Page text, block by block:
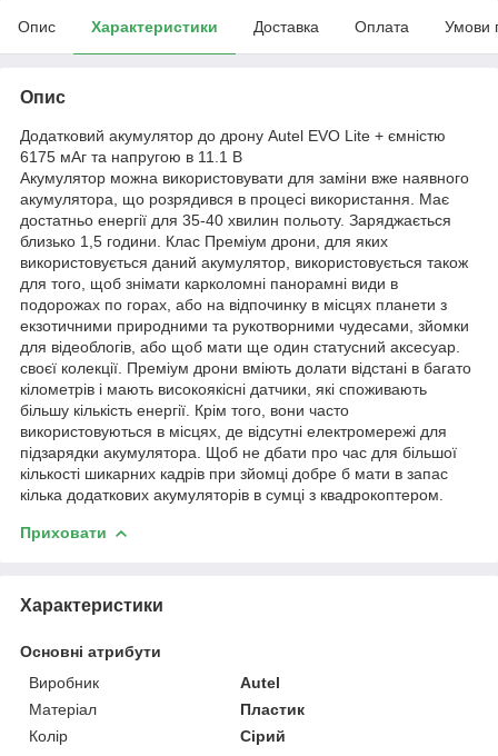
Опис Характеристики Доставка Оплата Умови
Опис
Додатковий акумулятор до дрону Autel EVO Lite + ємністю
6175 мАг та напругою в 11.1 В
Акумулятор можна використовувати для заміни вже наявного
акумулятора, що розрядився в процесі використання. Має
достатньо енергії для 35-40 хвилин польоту. Заряджається
близько 1,5 години. Клас Преміум дрони, для яких
використовується даний акумулятор, використовується також
для того, щоб знімати карколомні панорамні види в
подорожах по горах, або на відпочинку в місцях планети з
екзотичними природними та рукотворними чудесами, зйомки
для відеоблогів, або щоб мати ще один статусний аксесуар.
своєї колекції. Преміум дрони вміють долати відстані в багато
кілометрів і мають високоякісні датчики, які споживають
більшу кількість енергії. Крім того, вони часто
використовуються в місцях, де відсутні електромережі для
підзарядки акумулятора. Щоб не дбати про час для більшої
кількості шикарних кадрів при зйомці добре б мати в запас
кілька додаткових акумуляторів в сумці з квадрокоптером.
Приховати
Характеристики
Основні атрибути
Виробник
Autel
Матеріал
Пластик
Колір
Сірий